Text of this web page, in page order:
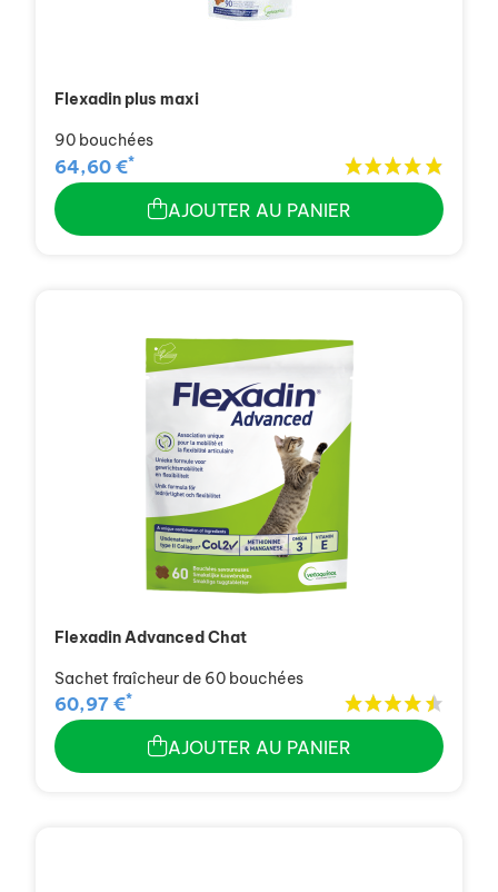
Flexadin plus maxi
90 bouchées
64,60 €*
AJOUTER AU PANIER
Flexadin Advanced Chat
Sachet fraîcheur de 60 bouchées
60,97 €*
AJOUTER AU PANIER